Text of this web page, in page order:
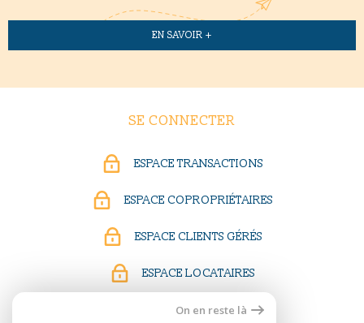
EN SAVOIR +
SE CONNECTER
ESPACE TRANSACTIONS
ESPACE COPROPRIÉTAIRES
ESPACE CLIENTS GÉRÉS
ESPACE LOCATAIRES
On en reste là